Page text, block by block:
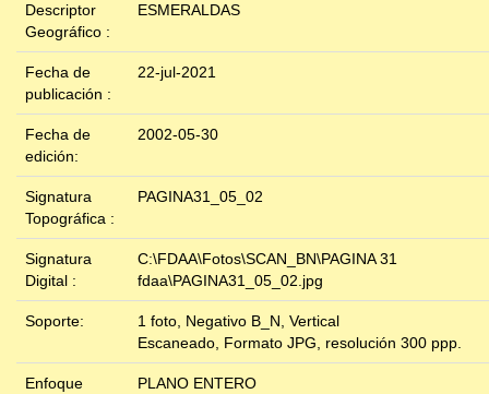
Descriptor
Geográfico :
ESMERALDAS
Fecha de
publicación :
22-jul-2021
Fecha de
edición:
2002-05-30
Signatura
Topográfica :
PAGINA31_05_02
Signatura
Digital :
C:\FDAA\Fotos\SCAN_BN\PAGINA 31
fdaa\PAGINA31_05_02.jpg
Soporte:
1 foto, Negativo B_N, Vertical
Escaneado, Formato JPG, resolución 300 ppp.
Enfoque
PLANO ENTERO